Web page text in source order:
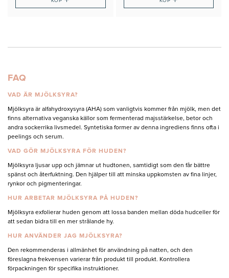
FAQ
VAD ÄR MJÖLKSYRA?
Mjölksyra är alfahydroxysyra (AHA) som vanligtvis kommer från mjölk, men det
finns alternativa veganska källor som fermenterad majsstärkelse, betor och
andra sockerrika livsmedel. Syntetiska former av denna ingrediens finns ofta i
peelings och serum.
VAD GÖR MJÖLKSYRA FÖR HUDEN?
Mjölksyra ljusar upp och jämnar ut hudtonen, samtidigt som den får bättre
spänst och återfuktning. Den hjälper till att minska uppkomsten av fina linjer,
rynkor och pigmenteringar.
HUR ARBETAR MJÖLKSYRA PÅ HUDEN?
Mjölksyra exfolierar huden genom att lossa banden mellan döda hudceller för
att sedan bidra till en mer strålande hy.
HUR ANVÄNDER JAG MJÖLKSYRA?
Den rekommenderas i allmänhet för användning på natten, och den
föreslagna frekvensen varierar från produkt till produkt. Kontrollera
förpackningen för specifika instruktioner.